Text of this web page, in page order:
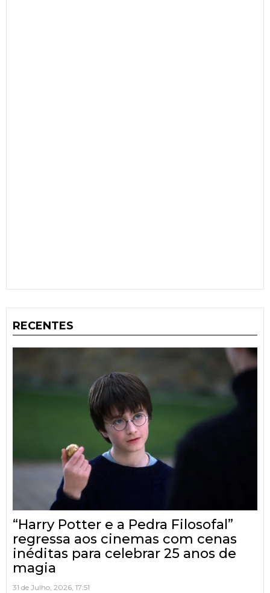
RECENTES
“Harry Potter e a Pedra Filosofal”
regressa aos cinemas com cenas
inéditas para celebrar 25 anos de
magia
31 de Julho, 2026, 17:51